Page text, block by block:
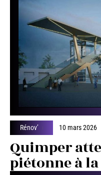
Rénov’ 10 mars 2026
Quimper
piétonne à